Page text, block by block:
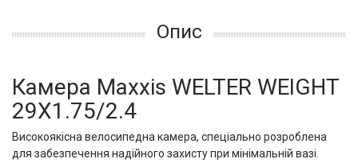
Опис
Камера Maxxis WELTER WEIGHT
29X1.75/2.4
Високоякісна велосипедна камера, спеціально розроблена
для забезпечення надійного захисту при мінімальній вазі.